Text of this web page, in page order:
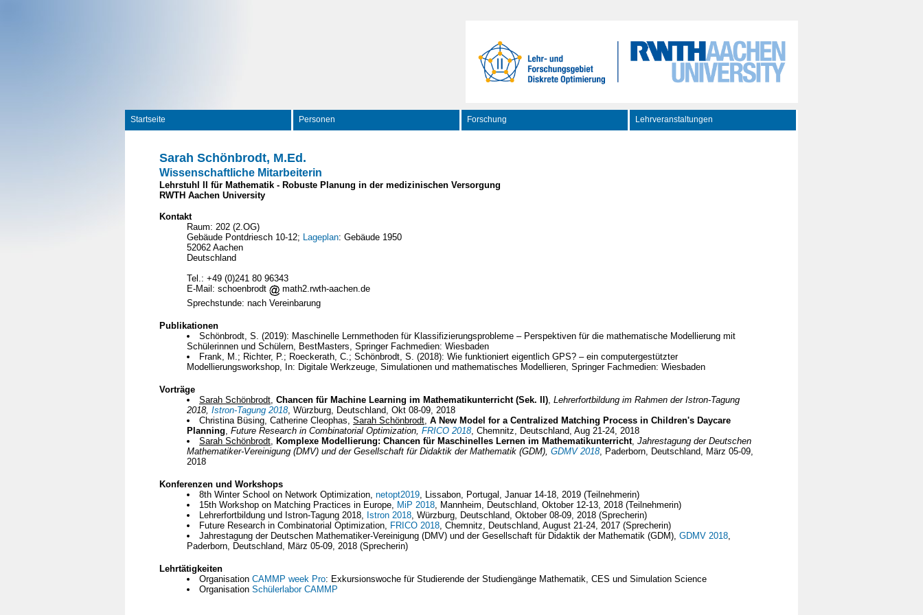
Startseite Personen Forschung Lehrveranstaltungen
Sarah Schönbrodt, M.Ed.
Wissenschaftliche Mitarbeiterin
Lehrstuhl II für Mathematik - Robuste Planung in der medizinischen Versorgung
RWTH Aachen University
Kontakt
Raum: 202 (2.OG)
Gebäude Pontdriesch 10-12; Lageplan: Gebäude 1950
52062 Aachen
Deutschland
Tel.: +49 (0)241 80 96343
E-Mail: schoenbrodt
math2.rwth-aachen.de
Sprechstunde: nach Vereinbarung
Publikationen
Schönbrodt, S. (2019): Maschinelle Lernmethoden für Klassifizierungsprobleme – Perspektiven für die mathematische Modellierung mit
Schülerinnen und Schülern, BestMasters, Springer Fachmedien: Wiesbaden
Frank, M.; Richter, P.; Roeckerath, C.; Schönbrodt, S. (2018): Wie funktioniert eigentlich GPS? – ein computergestützter
Modellierungsworkshop, In: Digitale Werkzeuge, Simulationen und mathematisches Modellieren, Springer Fachmedien: Wiesbaden
Vorträge
Sarah Schönbrodt, Chancen für Machine Learning im Mathematikunterricht (Sek. II), Lehrerfortbildung im Rahmen der Istron-Tagung
2018, Istron-Tagung 2018, Würzburg, Deutschland, Okt 08-09, 2018
Christina Büsing, Catherine Cleophas, Sarah Schönbrodt, A New Model for a Centralized Matching Process in Children's Daycare
Planning, Future Research in Combinatorial Optimization, FRICO 2018, Chemnitz, Deutschland, Aug 21-24, 2018
Sarah Schönbrodt, Komplexe Modellierung: Chancen für Maschinelles Lernen im Mathematikunterricht, Jahrestagung der Deutschen
Mathematiker-Vereinigung (DMV) und der Gesellschaft für Didaktik der Mathematik (GDM), GDMV 2018, Paderborn, Deutschland, März 05-09,
2018
Konferenzen und Workshops
8th Winter School on Network Optimization, netopt2019, Lissabon, Portugal, Januar 14-18, 2019 (Teilnehmerin)
15th Workshop on Matching Practices in Europe, MiP 2018, Mannheim, Deutschland, Oktober 12-13, 2018 (Teilnehmerin)
Lehrerfortbildung und Istron-Tagung 2018, Istron 2018, Würzburg, Deutschland, Oktober 08-09, 2018 (Sprecherin)
Future Research in Combinatorial Optimization, FRICO 2018, Chemnitz, Deutschland, August 21-24, 2017 (Sprecherin)
Jahrestagung der Deutschen Mathematiker-Vereinigung (DMV) und der Gesellschaft für Didaktik der Mathematik (GDM), GDMV 2018,
Paderborn, Deutschland, März 05-09, 2018 (Sprecherin)
Lehrtätigkeiten
Organisation CAMMP week Pro: Exkursionswoche für Studierende der Studiengänge Mathematik, CES und Simulation Science
Organisation Schülerlabor CAMMP